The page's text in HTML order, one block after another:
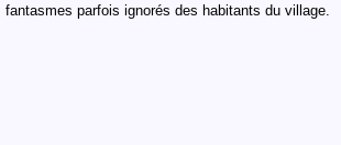
fantasmes parfois ignorés des habitants du village.